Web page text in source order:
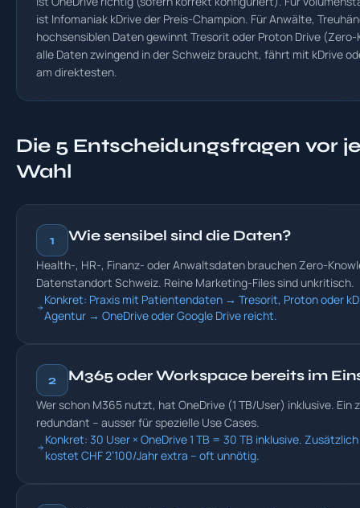
ist Infomaniak kDrive der Preis-Champion. Für Anwälte,
hochsensiblen Daten gewinnt Tresorit oder Proton Drive (Zero-
alle Daten zwingend in der Schweiz braucht, fährt mit kDrive
am direktesten.
Die 5 Entscheidungsfragen vor
Wahl
1 Wie sensibel sind die Daten?
Health-, HR-, Finanz- oder Anwaltsdaten brauchen Zero-
Datenstandort Schweiz. Reine Marketing-Files sind unkritisch.
Konkret: Praxis mit Patientendaten → Tresorit, Proton oder
Agentur → OneDrive oder Google Drive reicht.
2 M365 oder Workspace bereits im
Wer schon M365 nutzt, hat OneDrive (1 TB/User) inklusive. Ein
redundant – ausser für spezielle Use Cases.
Konkret: 30 User × OneDrive 1 TB = 30 TB inklusive.
kostet CHF 2’100/Jahr extra – oft unnötig.